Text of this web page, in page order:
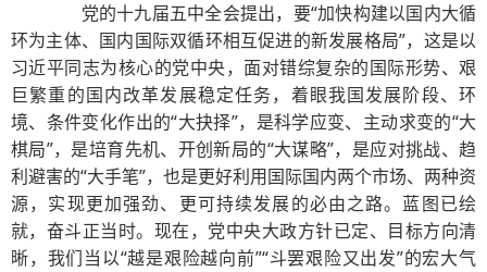
党的十九届五中全会提出，要“加快构建以国内大循
环为主体、国内国际双循环相互促进的新发展格局”，这是以
习近平同志为核心的党中央，面对错综复杂的国际形势、艰
巨繁重的国内改革发展稳定任务，着眼我国发展阶段、环
境、条件变化作出的“大抉择”，是科学应变、主动求变的“大
棋局”，是培育先机、开创新局的“大谋略”，是应对挑战、趋
利避害的“大手笔”，也是更好利用国际国内两个市场、两种资
源，实现更加强劲、更可持续发展的必由之路。蓝图已绘
就，奋斗正当时。现在，党中央大政方针已定、目标方向清
晰，我们当以“越是艰险越向前”“斗罢艰险又出发”的宏大气